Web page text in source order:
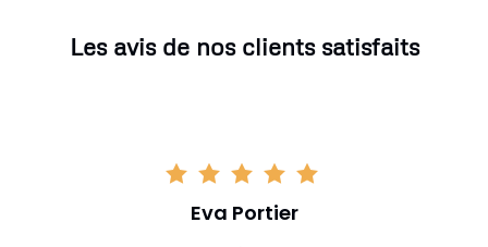
Les avis de nos clients satisfaits
Eva Portier